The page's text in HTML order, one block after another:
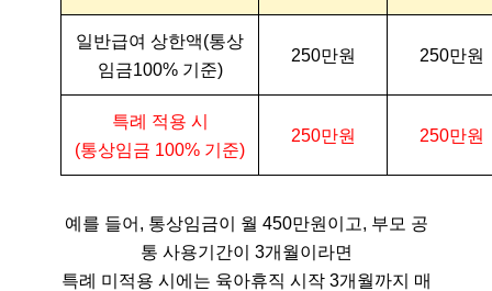
일반급여 상한액(통상
임금100% 기준)
250만원 250만원
특례 적용 시
(통상임금 100% 기준)
250만원 250만원
예를 들어, 통상임금이 월 450만원이고, 부모 공
통 사용기간이 3개월이라면
특례 미적용 시에는 육아휴직 시작 3개월까지 매